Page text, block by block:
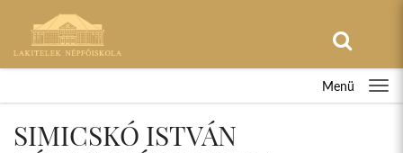
Menü
SIMICSKÓ ISTVÁN